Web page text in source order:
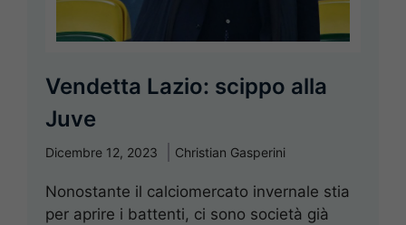
Vendetta Lazio: scippo alla
Juve
Dicembre 12, 2023 Christian Gasperini
Nonostante il calciomercato invernale stia
per aprire i battenti, ci sono società già